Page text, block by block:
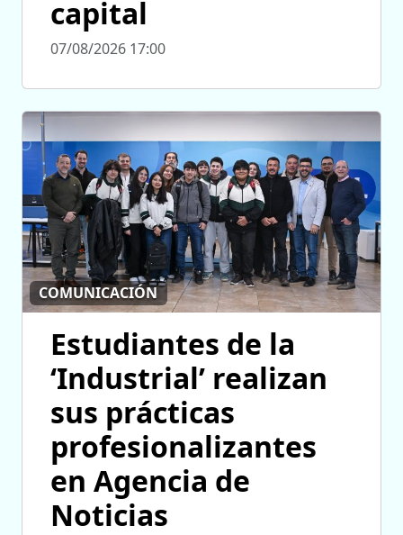
capital
07/08/2026 17:00
COMUNICACIÓN
Estudiantes de la
‘Industrial’ realizan
sus prácticas
profesionalizantes
en Agencia de
Noticias